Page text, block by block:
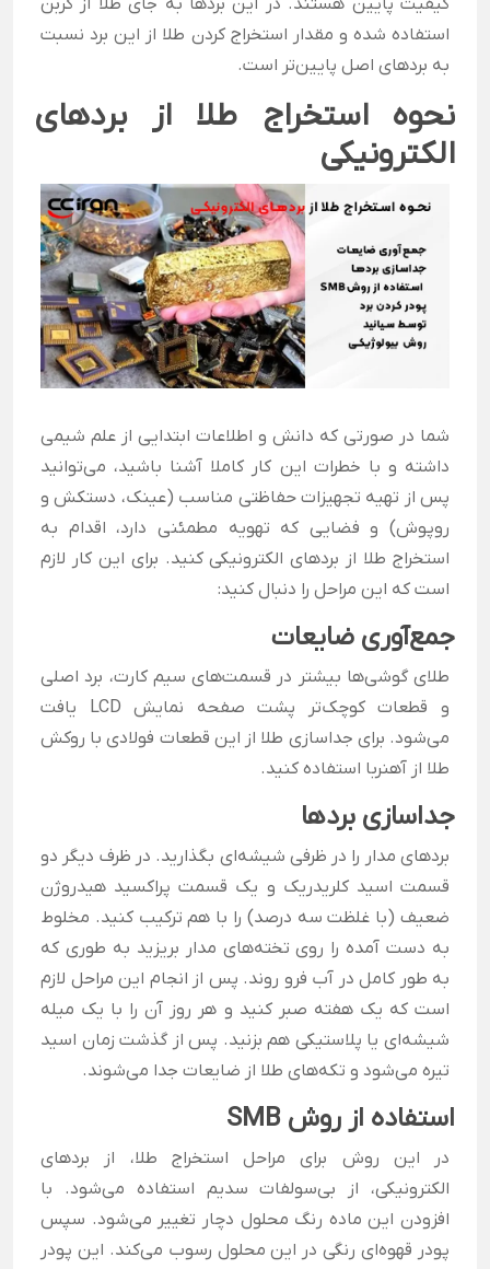
کیفیت پایین هستند. در این بردها به جای طلا از کربن
استفاده شده و مقدار استخراج کردن طلا از این برد نسبت
به بردهای اصل پایین‌تر است.
نحوه استخراج طلا از بردهای
الکترونیکی
شما در صورتی که دانش و اطلاعات ابتدایی از علم شیمی
داشته و با خطرات این کار کاملا آشنا باشید، می‌توانید
پس از تهیه تجهیزات حفاظتی مناسب (عینک، دستکش و
روپوش) و فضایی که تهویه مطمئنی دارد، اقدام به
استخراج طلا از بردهای الکترونیکی کنید. برای این کار لازم
است که این مراحل را دنبال کنید:
جمع‌آوری ضایعات
طلای گوشی‌ها بیشتر در قسمت‌های سیم کارت، برد اصلی
و قطعات کوچک‌تر پشت صفحه نمایش LCD یافت
می‌شود. برای جداسازی طلا از این قطعات فولادی با روکش
طلا از آهنربا استفاده کنید.
جداسازی بردها
بردهای مدار را در ظرفی شیشه‌ای بگذارید. در ظرف دیگر دو
قسمت اسید کلریدریک و یک قسمت پراکسید هیدروژن
ضعیف (با غلظت سه درصد) را با هم ترکیب کنید. مخلوط
به دست آمده را روی تخته‌های مدار بریزید به طوری که
به طور کامل در آب فرو روند. پس از انجام این مراحل لازم
است که یک هفته صبر کنید و هر روز آن را با یک میله
شیشه‌ای یا پلاستیکی هم بزنید. پس از گذشت زمان اسید
تیره می‌شود و تکه‌های طلا از ضایعات جدا می‌شوند.
استفاده از روش SMB
در این روش برای مراحل استخراج طلا، از بردهای
الکترونیکی، از بی‌سولفات سدیم استفاده می‌شود. با
افزودن این ماده رنگ محلول دچار تغییر می‌شود. سپس
پودر قهوه‌ای رنگی در این محلول رسوب می‌کند. این پودر